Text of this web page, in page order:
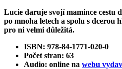
Lucie daruje svojí mamince cestu
po mnoha letech a spolu s dcerou
pro ni velmi důležitá.
ISBN: 978-84-1771-020-0
Počet stran: 63
Audio: online na webu